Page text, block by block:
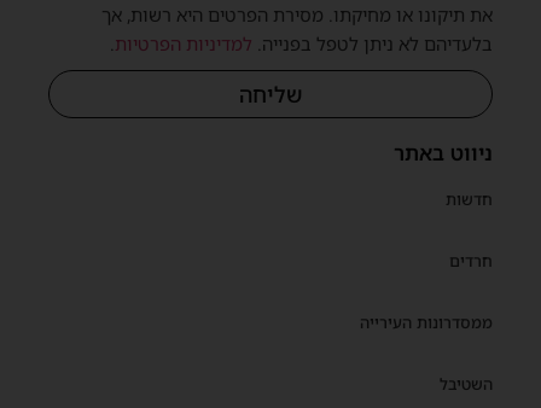
ניווט באתר
חדשות
חרדים
ממסדרונות העירייה
השטיבל
את תיקונו או מחיקתו. מסירת הפרטים היא רשות, אך
בלעדיהם לא ניתן לטפל בפנייה.למדיניות הפרטיות.
שליחה